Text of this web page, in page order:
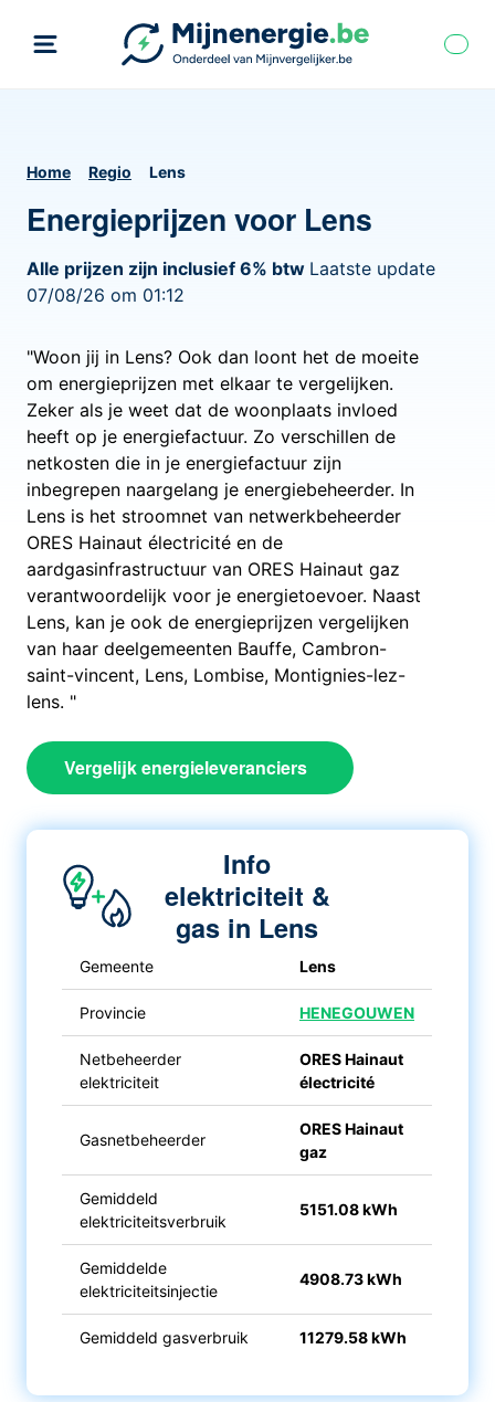
Home Regio Lens
Energieprijzen voor Lens
Alle prijzen zijn inclusief 6% btw Laatste update
07/08/26 om 01:12
"Woon jij in Lens? Ook dan loont het de moeite
om energieprijzen met elkaar te vergelijken.
Zeker als je weet dat de woonplaats invloed
heeft op je energiefactuur. Zo verschillen de
netkosten die in je energiefactuur zijn
inbegrepen naargelang je energiebeheerder. In
Lens is het stroomnet van netwerkbeheerder
ORES Hainaut électricité en de
aardgasinfrastructuur van ORES Hainaut gaz
verantwoordelijk voor je energietoevoer. Naast
Lens, kan je ook de energieprijzen vergelijken
van haar deelgemeenten Bauffe, Cambron-
saint-vincent, Lens, Lombise, Montignies-lez-
lens. "
Vergelijk energieleveranciers
Info
elektriciteit &
gas in Lens
Gemeente Lens
Provincie HENEGOUWEN
Netbeheerder
elektriciteit
ORES Hainaut
électricité
Gasnetbeheerder
ORES Hainaut
gaz
Gemiddeld
elektriciteitsverbruik
5151.08 kWh
Gemiddelde
elektriciteitsinjectie
4908.73 kWh
Gemiddeld gasverbruik 11279.58 kWh